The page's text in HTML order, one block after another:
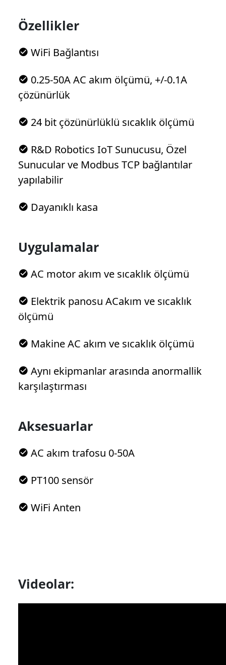
Özellikler
WiFi Bağlantısı
0.25-50A AC akım ölçümü, +/-0.1A
çözünürlük
24 bit çözünürlüklü sıcaklık ölçümü
R&D Robotics IoT Sunucusu, Özel
Sunucular ve Modbus TCP bağlantılar
yapılabilir
Dayanıklı kasa
Uygulamalar
AC motor akım ve sıcaklık ölçümü
Elektrik panosu ACakım ve sıcaklık
ölçümü
Makine AC akım ve sıcaklık ölçümü
Aynı ekipmanlar arasında anormallik
karşılaştırması
Aksesuarlar
AC akım trafosu 0-50A
PT100 sensör
WiFi Anten
Videolar: